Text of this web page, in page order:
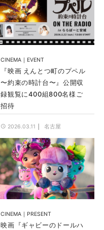
CINEMA EVENT
『映画 えんとつ町のプペル
〜約束の時計台〜』公開収
録観覧に400組800名様ご
招待
2026.03.11 名古屋
CINEMA PRESENT
映画『ギャビーのドールハ